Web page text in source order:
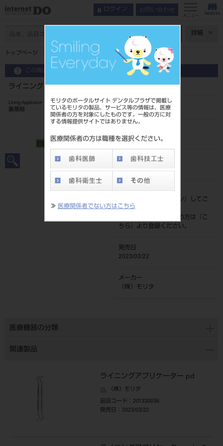
モリタのポータルサイト デンタルプラザで掲載し
ているモリタの製品、サービス等の情報は、医療
関係者の方を対象にしたものです。一般の方に対
する情報提供サイトではありません。
医療関係者の方は職種を選択ください。
≫ 医療関係者でない方はこちら
ログイン お問い合わせ
メニュー
詳細
トップページ ライニングアプリケーター pd L
この商品に関するお問い合わせ
ライニングアプリケーター pd L
Lining Applicator
裏層器
201330036L
JAN/EANコード
標準価格
ログイン
』してご
覧ください。
ネット会員登録がまだの方は『
こ
ちら
』より登録ください。
発売日
2023/03/22
メーカー
（株）モリタ
医療機器の分類
関連製品
ライニングアプリケーター pd
（株）モリタ
品目コード ：201330036
発売日
：2023/03/22